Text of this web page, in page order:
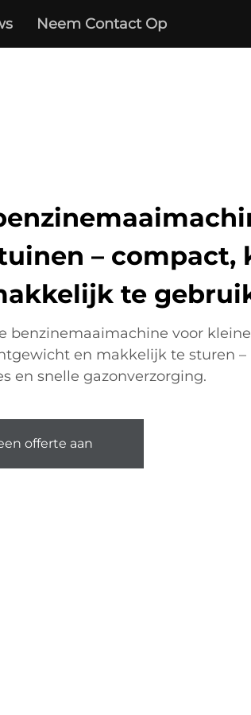
Neem Contact Op
– compact,
te
benzinemaaimachine voor
en makkelijk te sturen –
en snelle gazonverzorging.
offerte aan